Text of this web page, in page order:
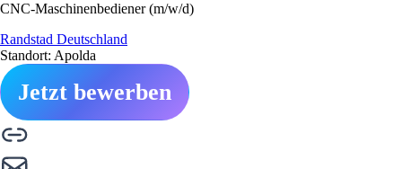
CNC-Maschinenbediener (m/w/d)
Randstad Deutschland
Standort: Apolda
Jetzt bewerben